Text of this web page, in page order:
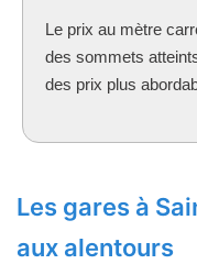
Le prix au mètre
des sommets
des prix plus
Les gares à
aux alentours